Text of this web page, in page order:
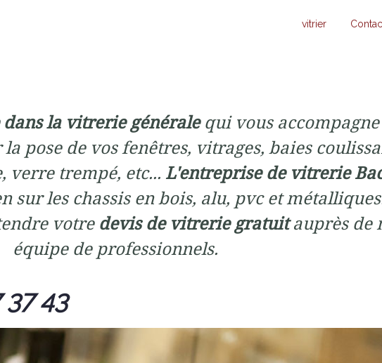
vitrier
dans la vitrerie généralequi vous
pose de vos fenêtres, vitrages, baies
verre trempé, etc... L'entreprise de vitrerie
sur les chassis en bois, alu, pvc et
votre devis de vitrerie gratuitauprès de
équipe de professionnels.
43